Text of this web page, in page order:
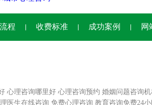
程 收费标准 成功案例 网
心理咨询哪里好 心理咨询预约 婚姻问题咨询机
医生在线咨询 免费心理咨询 教育咨询免费24